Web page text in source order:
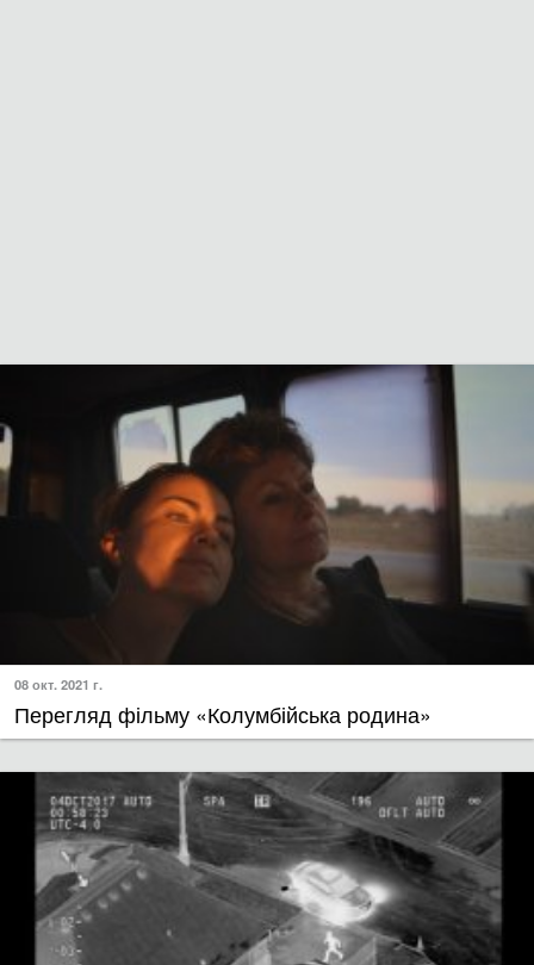
08 окт. 2021 г.
Перегляд фільму «Колумбійська родина»